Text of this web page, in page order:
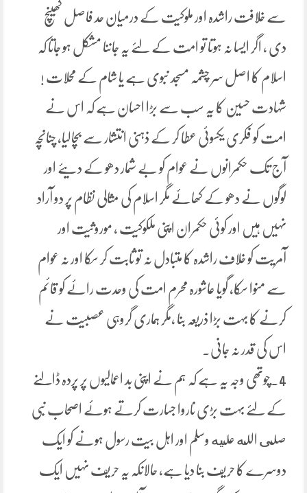
سے خلافت راشدہ اور ملوکیت کے درمیان حد فاصل کھینچ
دی ، اگر ایسا نہ ہوتا تو امت کے لئے یہ جاننا مشکل ہو جاتا کہ
اسلام کا اصل سر چشمہ مسجد نبوی ہے یا شام کے محلات !
شہادت حسین کا یہ سب سے بڑا احسان ہے کہ اس نے
امت کو فکری یکسوئی عطا کر کے ذہنی انتشار سے بچالیا، چنانچہ
آج تک حکمرانوں نے عوام کو بے شمار دھو کے دیئے اور
لوگوں نے دھو کے کھائے مگر اسلام کی مثالی نظام پر دو آراد
نہیں ہیں اور کوئی حکمران اپنی ملکوکیت ، موروثیت اور
آمریت کو خلاف راشدہ کا متبادل نہ تو ثابت کر سکا اور نہ عوام
سے منوا سکا، گویا عاشورہ محرم امت کی وحدت رائے کو قائم
کرنے کا بہت بڑا ذریعہ بنا ،مگر ہماری گروہی عصبیت نے
اس کی قدر نہ جانی۔
4۔چوتھی وجہ یہ ہے کہ ہم نے اپنی بد اعمالیوں پر پردہ ڈالنے
کے لئے بہت بڑی ناروا جسارت کرتے ہوئے اصحاب نبی
صلى الله عليه وسلم اور اہل بیت رسول ہونے کو ایک
دوسرے کا حریف بنا دیا ہے، حالانکہ یہ حریف نہیں ایک